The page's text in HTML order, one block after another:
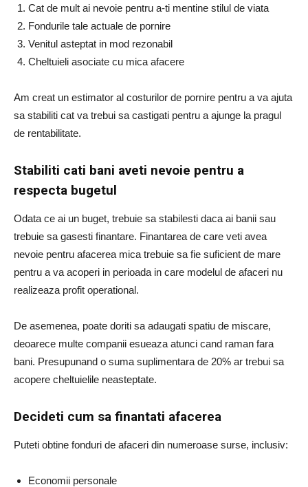
Cat de mult ai nevoie pentru a-ti mentine stilul de viata
Fondurile tale actuale de pornire
Venitul asteptat in mod rezonabil
Cheltuieli asociate cu mica afacere
Am creat un estimator al costurilor de pornire pentru a va ajuta
sa stabiliti cat va trebui sa castigati pentru a ajunge la pragul
de rentabilitate.
Stabiliti cati bani aveti nevoie pentru a
respecta bugetul
Odata ce ai un buget, trebuie sa stabilesti daca ai banii sau
trebuie sa gasesti finantare. Finantarea de care veti avea
nevoie pentru afacerea mica trebuie sa fie suficient de mare
pentru a va acoperi in perioada in care modelul de afaceri nu
realizeaza profit operational.
De asemenea, poate doriti sa adaugati spatiu de miscare,
deoarece multe companii esueaza atunci cand raman fara
bani. Presupunand o suma suplimentara de 20% ar trebui sa
acopere cheltuielile neasteptate.
Decideti cum sa finantati afacerea
Puteti obtine fonduri de afaceri din numeroase surse, inclusiv:
Economii personale